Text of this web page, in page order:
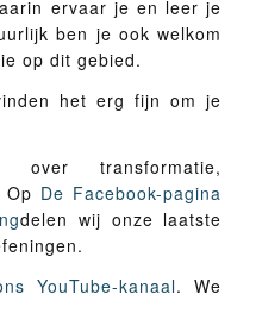
ervaar je en leer je
ben je ook welkom
op dit gebied.
het erg fijn om je
transformatie,
Op De Facebook-pagina
delen wij onze laatste
YouTube-kanaal. We